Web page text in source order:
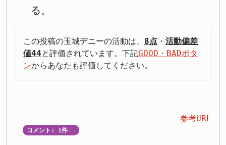
る。
この投稿の玉城デニーの活動は、 8点 ・ 活動偏差
値44と評価されています。下記GOOD・BADボタ
ンからあなたも評価してください。
参考URL
コメント: 1件